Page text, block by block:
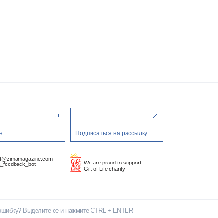
Подписаться на рассылку
We are proud to support
Gift of Life charity
Выделите ее и нажмите CTRL + ENTER